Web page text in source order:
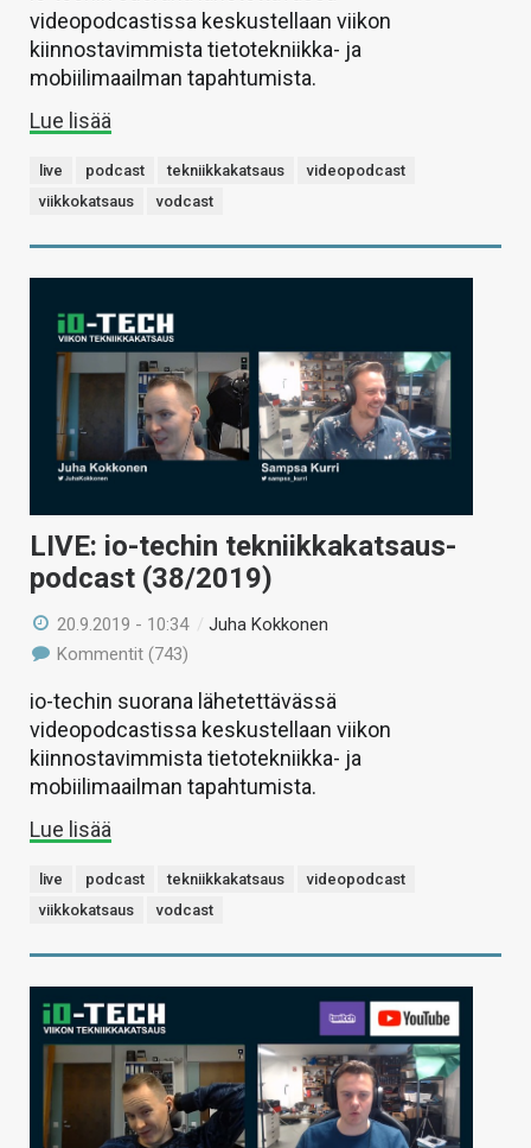
videopodcastissa keskustellaan viikon
kiinnostavimmista tietotekniikka- ja
mobiilimaailman tapahtumista.
Lue lisää
live podcast tekniikkakatsaus
videopodcast
viikkokatsaus
vodcast
LIVE: io-techin tekniikkakatsaus-
podcast (38/2019)
20.9.2019 - 10:34 /Juha Kokkonen
Kommentit (743)
io-techin suorana lähetettävässä
videopodcastissa keskustellaan viikon
kiinnostavimmista tietotekniikka- ja
mobiilimaailman tapahtumista.
Lue lisää
live podcast tekniikkakatsaus
videopodcast
viikkokatsaus
vodcast